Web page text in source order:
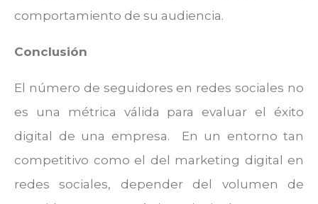
comportamiento de su audiencia.
Conclusión
El número de seguidores en redes sociales no
es una métrica válida para evaluar el éxito
digital de una empresa. En un entorno tan
competitivo como el del marketing digital en
redes sociales, depender del volumen de